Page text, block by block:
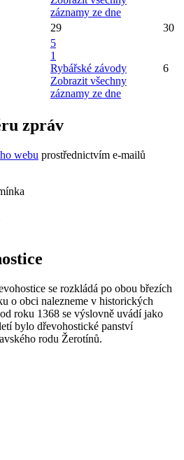
záznamy ze dne
29 30
5
1
Rybářské závody
Zobrazit všechny
záznamy ze dne
6
zpráv
webu prostřednictvím e-mailů
se rozkládá po obou březích
o obci nalezneme v historických
roku 1368 se výslovně uvádí jako
bylo dřevohostické panství
rodu Žerotínů.